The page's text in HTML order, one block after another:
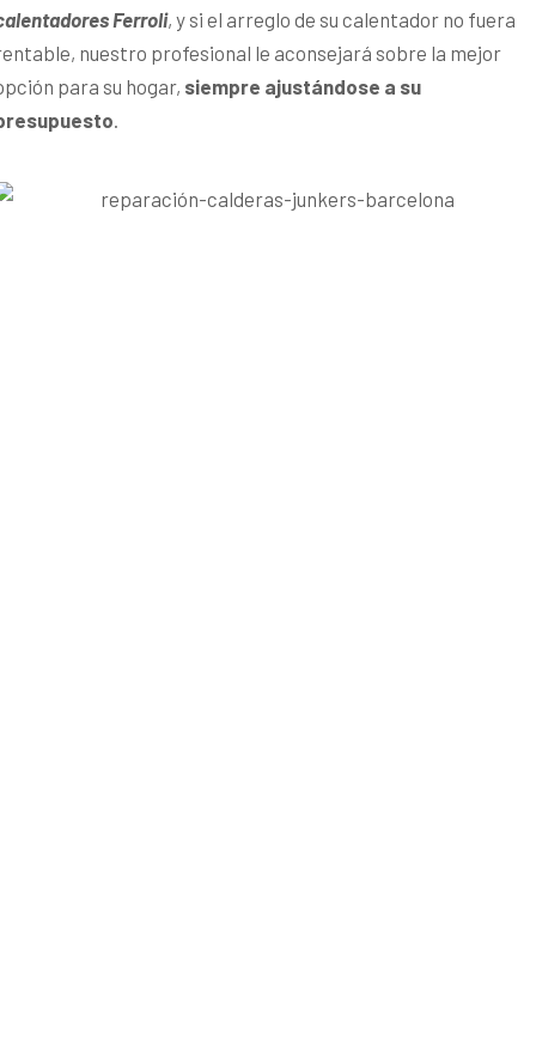
Ferroli, y si el arreglo de su calentador no fuera
nuestro profesional le aconsejará sobre la mejor
para su hogar, siempre ajustándose a su
.